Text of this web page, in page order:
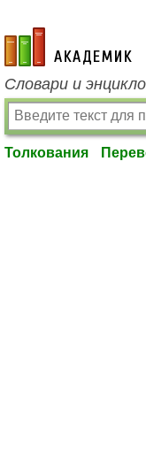
academic.ru
Словари и
Толкования